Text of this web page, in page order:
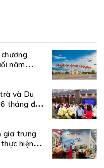
năm
và Du
tháng đầu
cuối
gia trưng
hiện